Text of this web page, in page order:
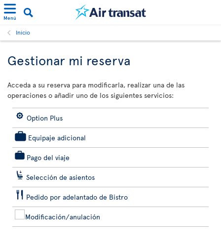
Menú
Inicio
Gestionar mi reserva
Acceda a su reserva para modificarla, realizar una de las
operaciones o añadir uno de los siguientes servicios:
Option Plus
Equipaje adicional
Pago del viaje
Selección de asientos
Pedido por adelantado de Bistro
Modificación/anulación